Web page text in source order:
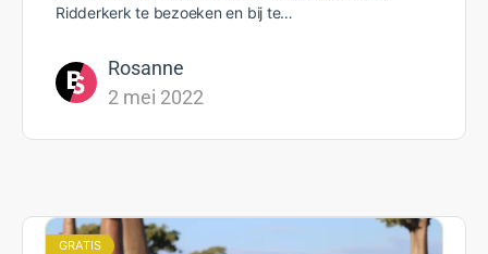
Ridderkerk te bezoeken en bij te…
Rosanne
2 mei 2022
GRATIS